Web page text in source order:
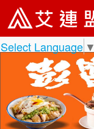
Select Language ▼